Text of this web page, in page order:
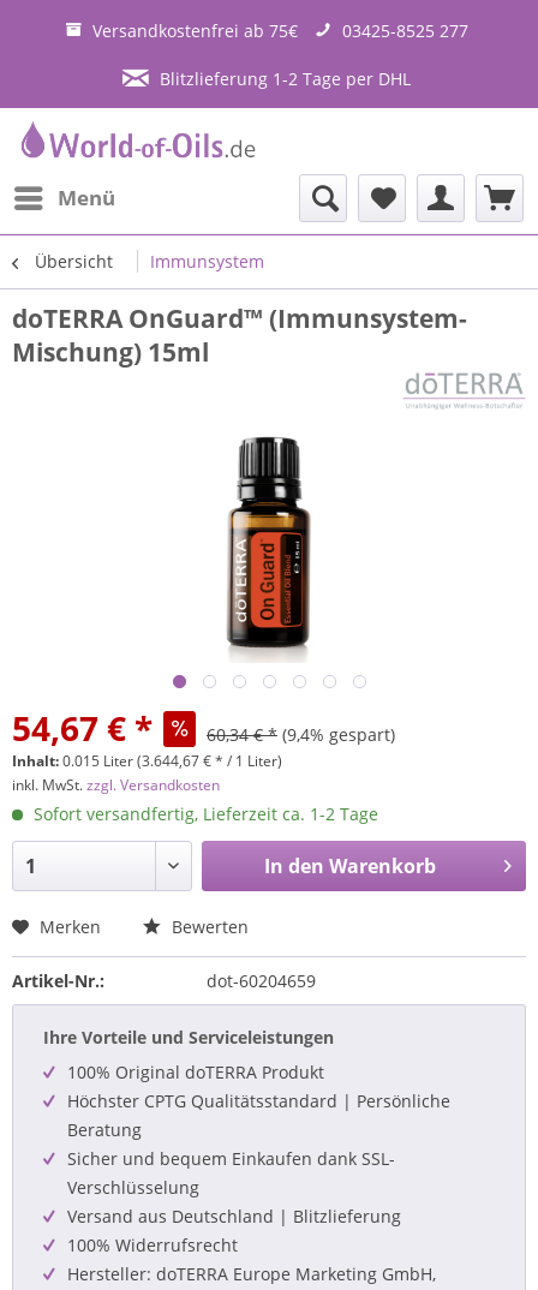
Versandkostenfrei ab 75€ 03425-8525 277
Blitzlieferung 1-2 Tage per DHL
Menü
Übersicht Immunsystem
doTERRA OnGuard™ (Immunsystem-
Mischung) 15ml
54,67 € * 60,34 € * (9,4% gespart)
Inhalt:0.015 Liter (3.644,67 € * / 1 Liter)
inkl. MwSt.zzgl. Versandkosten
Sofort versandfertig, Lieferzeit ca. 1-2 Tage
In den Warenkorb
Merken Bewerten
Artikel-Nr.: dot-60204659
Ihre Vorteile und Serviceleistungen
100% Original doTERRA Produkt
Höchster CPTG Qualitätsstandard | Persönliche
Beratung
Sicher und bequem Einkaufen dank SSL-
Verschlüsselung
Versand aus Deutschland | Blitzlieferung
100% Widerrufsrecht
Hersteller: doTERRA Europe Marketing GmbH,